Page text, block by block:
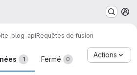
blog-apiRequêtes de fusion
de fusion
1 Fermé 0
Actions